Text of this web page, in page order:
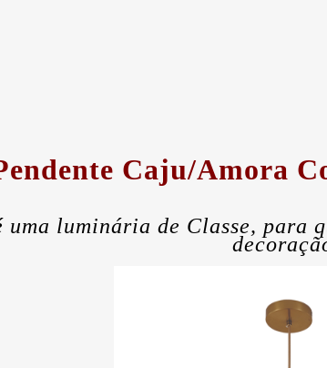
Caju/Amora
uma luminária de Classe, para